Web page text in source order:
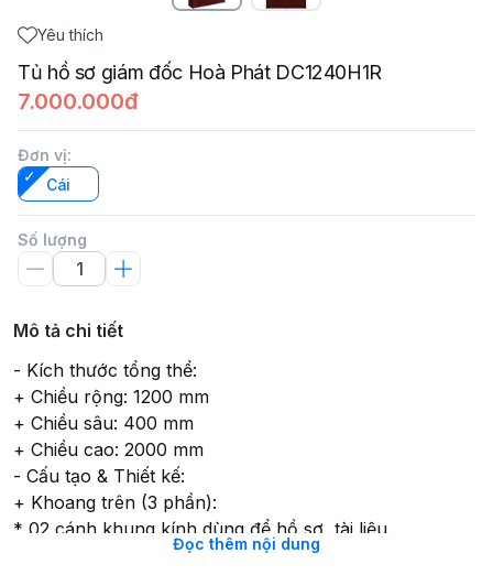
Yêu thích
Tủ hồ sơ giám đốc Hoà Phát DC1240H1R
7.000.000đ
Đơn vị:
Cái
Số lượng
Mô tả chi tiết
- Kích thước tổng thể:
+ Chiều rộng: 1200 mm
+ Chiều sâu: 400 mm
+ Chiều cao: 2000 mm
- Cấu tạo & Thiết kế:
+ Khoang trên (3 phần):
* 02 cánh khung kính dùng để hồ sơ, tài liệu.
* 01 khoang cánh gỗ dài dùng để treo áo.
Đọc thêm nội dung